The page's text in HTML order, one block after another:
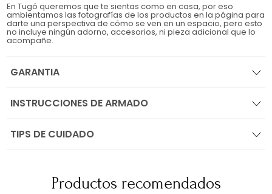
En Tugó queremos que te sientas como en casa, por eso
ambientamos las fotografías de los productos en la página para
darte una perspectiva de cómo se ven en un espacio, pero esto
no incluye ningún adorno, accesorios, ni pieza adicional que lo
acompañe.
GARANTIA
INSTRUCCIONES DE ARMADO
TIPS DE CUIDADO
Productos recomendados